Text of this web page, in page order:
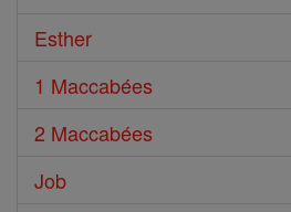
Esther
1 Maccabées
2 Maccabées
Job